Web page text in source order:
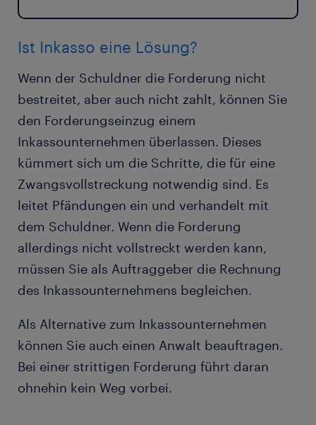
Ist Inkasso eine Lösung?
Wenn der Schuldner die Forderung nicht
bestreitet, aber auch nicht zahlt, können Sie
den Forderungseinzug einem
Inkassounternehmen überlassen. Dieses
kümmert sich um die Schritte, die für eine
Zwangsvollstreckung notwendig sind. Es
leitet Pfändungen ein und verhandelt mit
dem Schuldner. Wenn die Forderung
allerdings nicht vollstreckt werden kann,
müssen Sie als Auftraggeber die Rechnung
des Inkassounternehmens begleichen.
Als Alternative zum Inkassounternehmen
können Sie auch einen Anwalt beauftragen.
Bei einer strittigen Forderung führt daran
ohnehin kein Weg vorbei.